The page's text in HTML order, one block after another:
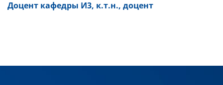
Доцент кафедры И3, к.т.н., доцент